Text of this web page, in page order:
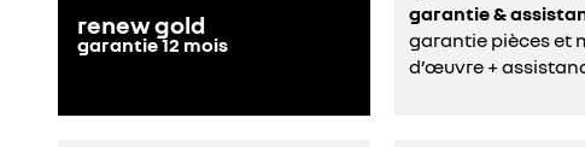
renew gold
garantie12 mois
garantie &
garantie pièces et
d’œuvre +